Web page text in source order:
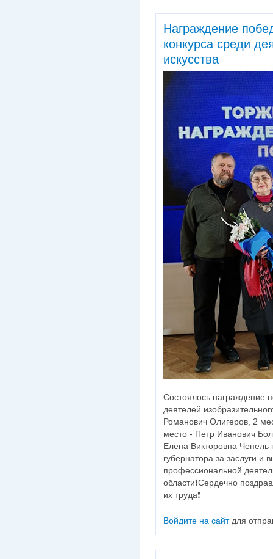
Награждение
конкурса среди
искусства
Состоялось награждение
деятелей
Романович Олигеров, 2
место - Петр Иванович
Елена Викторовна
губернатора за заслуги и
профессиональной
области❗Сердечно
их труда❗
Войдите на сайтдля